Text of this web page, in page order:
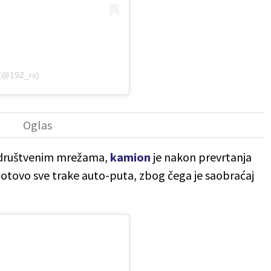
mrežama, kamion je nakon prevrtanja
sve trake auto-puta, zbog čega je saobraćaj